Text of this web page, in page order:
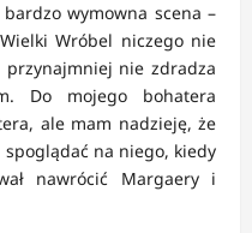
wymowna scena –
Wróbel niczego nie
nie zdradza
Do mojego bohatera
ale mam nadzieję, że
na niego, kiedy
nawrócić Margaery i